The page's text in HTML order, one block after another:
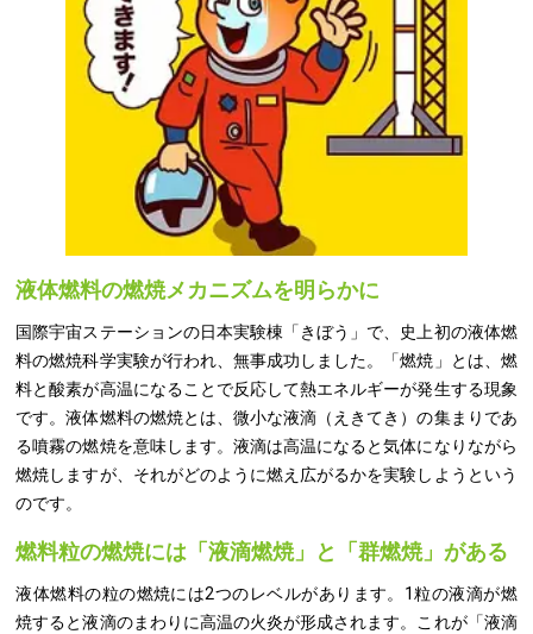
液体燃料の燃焼メカニズムを明らかに
国際宇宙ステーションの日本実験棟「きぼう」で、史上初の液体燃
料の燃焼科学実験が行われ、無事成功しました。「燃焼」とは、燃
料と酸素が高温になることで反応して熱エネルギーが発生する現象
です。液体燃料の燃焼とは、微小な液滴（えきてき）の集まりであ
る噴霧の燃焼を意味します。液滴は高温になると気体になりながら
燃焼しますが、それがどのように燃え広がるかを実験しようという
のです。
燃料粒の燃焼には「液滴燃焼」と「群燃焼」がある
液体燃料の粒の燃焼には2つのレベルがあります。1粒の液滴が燃
焼すると液滴のまわりに高温の火炎が形成されます。これが「液滴